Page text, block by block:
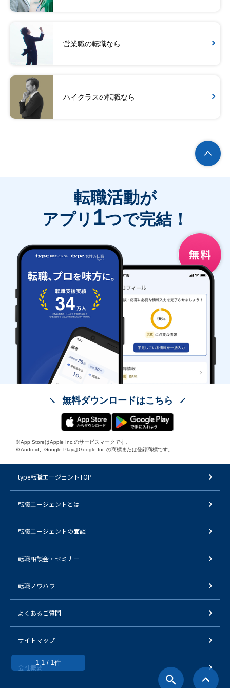
営業職の転職なら
ハイクラスの転職なら
1-1 / 1件
転職活動が
アプリ 1つで完結！
無料ダウンロードはこちら
※App StoreはApple Inc.のサービスマークです。
※Android、Google PlayはGoogle Inc.の商標または登録商標です。
type転職エージェントTOP
転職エージェントとは
転職エージェントの面談
転職相談会・セミナー
転職ノウハウ
よくあるご質問
サイトマップ
会社概要